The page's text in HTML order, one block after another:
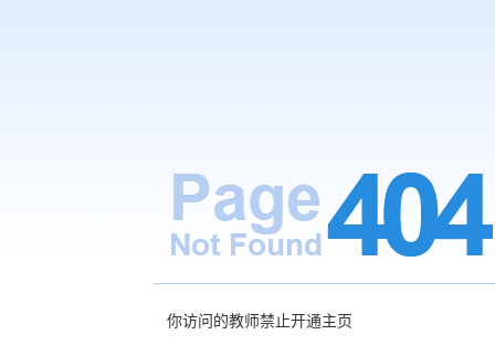
你访问的教师禁止开通主页